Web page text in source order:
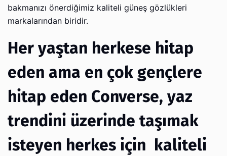
bakmanızı önerdiğimiz kaliteli güneş gözlükleri
markalarından biridir.
Her yaştan herkese hitap
eden ama en çok gençlere
hitap eden Converse, yaz
trendini üzerinde taşımak
isteyen herkes için kaliteli